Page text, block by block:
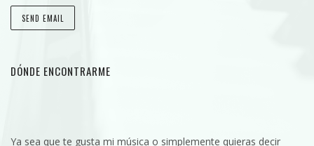
DÓNDE ENCONTRARME
Ya sea que te gusta mi música o simplemente quieras decir